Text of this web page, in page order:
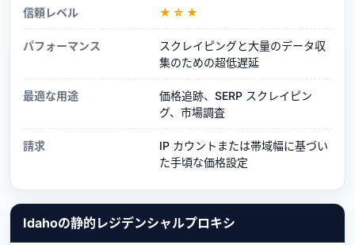
信頼レベル ★☆★
パフォーマンス
スクレイピングと大量のデータ収
集のための超低遅延
最適な用途
価格追跡、SERP スクレイピン
グ、市場調査
請求
IP カウントまたは帯域幅に基づい
た手頃な価格設定
Idahoの静的レジデンシャルプロキシ